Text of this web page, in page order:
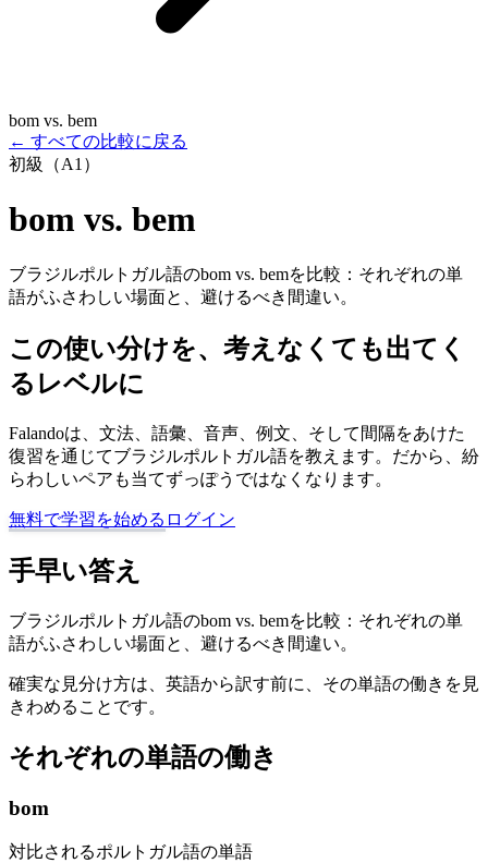
bom vs. bem
← すべての比較に戻る
初級（A1）
bom vs. bem
ブラジルポルトガル語のbom vs. bemを比較：それぞれの単
語がふさわしい場面と、避けるべき間違い。
この使い分けを、考えなくても出てく
るレベルに
Falandoは、文法、語彙、音声、例文、そして間隔をあけた
復習を通じてブラジルポルトガル語を教えます。だから、紛
らわしいペアも当てずっぽうではなくなります。
無料で学習を始める ログイン
手早い答え
ブラジルポルトガル語のbom vs. bemを比較：それぞれの単
語がふさわしい場面と、避けるべき間違い。
確実な見分け方は、英語から訳す前に、その単語の働きを見
きわめることです。
それぞれの単語の働き
bom
対比されるポルトガル語の単語